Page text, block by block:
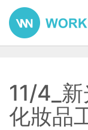
11/4_新
化妝品